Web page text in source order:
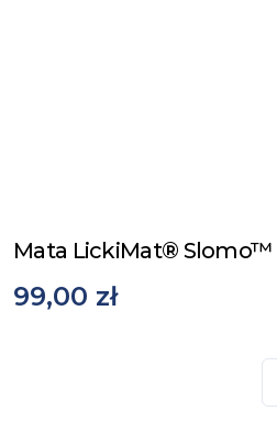
Mata LickiMat® Slomo™
99,00 zł